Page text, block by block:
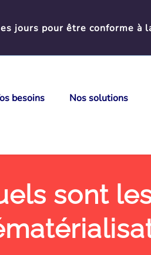
jours pour être conforme
besoins Nos solutions
sont